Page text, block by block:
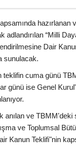
hazırlanan
adlandırılan “Milli
Dair
sunulacak.
teklifin cuma günü
günü ise Genel
anılan ve TBMM'deki
ve Toplumsal
Kanun Teklifi"nin